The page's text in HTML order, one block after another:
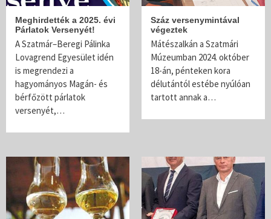
Meghirdették a 2025. évi
Párlatok Versenyét!
A Szatmár–Beregi Pálinka
Lovagrend Egyesület idén
is megrendezi a
hagyományos Magán- és
bérfőzött párlatok
versenyét,…
Száz versenymintával
végeztek
Mátészalkán a Szatmári
Múzeumban 2024. október
18-án, pénteken kora
délutántól estébe nyúlóan
tartott annak a…